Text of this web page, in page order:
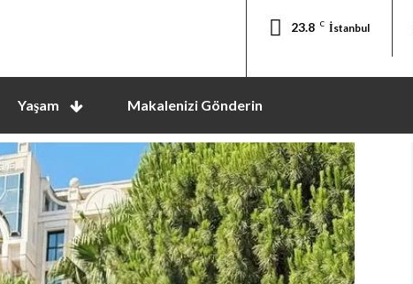
23.8 C İstanbul
Yaşam Makalenizi Gönderin